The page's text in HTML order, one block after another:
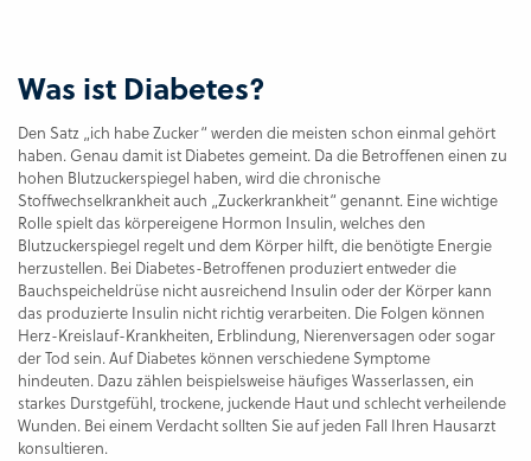
Was ist Diabetes?
Den Satz „ich habe Zucker“ werden die meisten schon einmal gehört
haben. Genau damit ist Diabetes gemeint. Da die Betroffenen einen zu
hohen Blutzuckerspiegel haben, wird die chronische
Stoffwechselkrankheit auch „Zuckerkrankheit“ genannt. Eine wichtige
Rolle spielt das körpereigene Hormon Insulin, welches den
Blutzuckerspiegel regelt und dem Körper hilft, die benötigte Energie
herzustellen. Bei Diabetes-Betroffenen produziert entweder die
Bauchspeicheldrüse nicht ausreichend Insulin oder der Körper kann
das produzierte Insulin nicht richtig verarbeiten. Die Folgen können
Herz-Kreislauf-Krankheiten, Erblindung, Nierenversagen oder sogar
der Tod sein. Auf Diabetes können verschiedene Symptome
hindeuten. Dazu zählen beispielsweise häufiges Wasserlassen, ein
starkes Durstgefühl, trockene, juckende Haut und schlecht verheilende
Wunden. Bei einem Verdacht sollten Sie auf jeden Fall Ihren Hausarzt
konsultieren.